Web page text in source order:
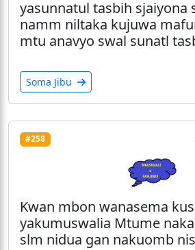
yasunnatul tasbih sjaiyona
namm niltaka kujuwa
mtu anavyo swal sunatl
Soma Jibu
#258
Kwan mbon wanasema
yakumuswalia Mtume
slm nidua gan nakuomb